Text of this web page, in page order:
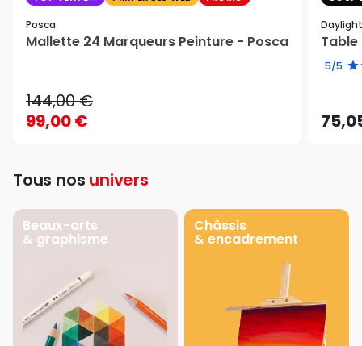
Posca
Mallette 24 Marqueurs Peinture - Posca
144,00 €
99,00 €
Daylight
Table
5/5
Tous nos univers
Beaux-arts
& graphisme
Châssis
& encadrement